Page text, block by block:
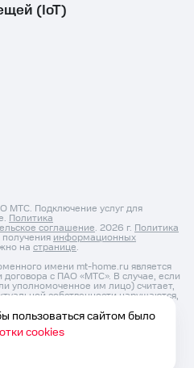
(IoT)
МТС. Подключение услуг для
Политика
соглашение. 2026 г. Политика
получения информационных
на странице.
имени mt-home.ru является
с ПАО «МТС». В случае, если
уполномоченное им лицо) считает,
собственности нарушаются,
адресу: ОГРНИП: 1187627031525,
Россия, Ярославль г, Титова ул, д.
пользоваться сайтом было
cookies